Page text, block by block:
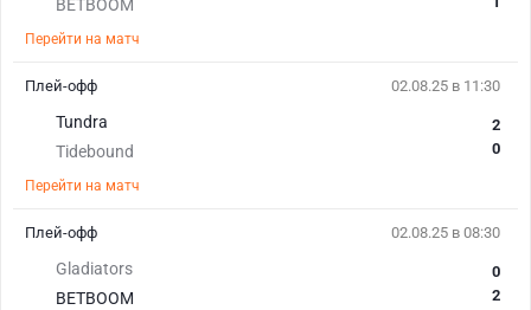
BETBOOM
Перейти на матч
02.08.25 в 11:30
Tundra
Tidebound
2
0
Перейти на матч
Плей-офф
02.08.25 в 08:30
Gladiators
BETBOOM
0
2
Плей-офф